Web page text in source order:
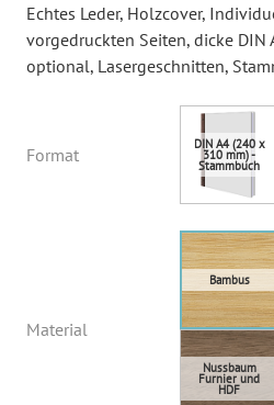
Echtes Leder, Holzcover,
vorgedruckten Seiten, dicke
optional, Lasergeschnitten,
Format
Material